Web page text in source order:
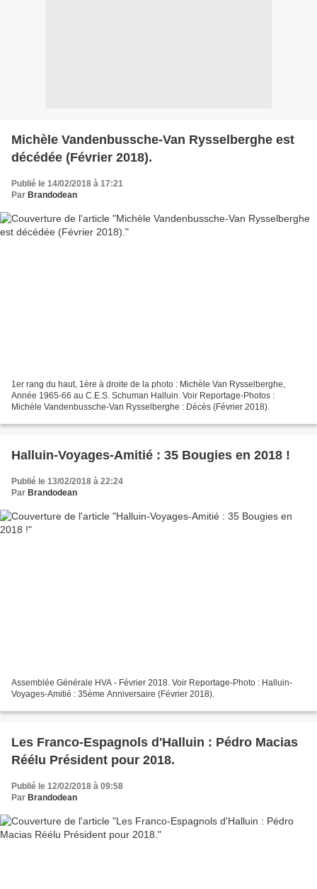
Michèle Vandenbussche-Van Rysselberghe est
décédée (Février 2018).
Publié le 14/02/2018 à 17:21
Par Brandodean
1er rang du haut, 1ère à droite de la photo : Michèle Van Rysselberghe,
Année 1965-66 au C.E.S. Schuman Halluin. Voir Reportage-Photos :
Michèle Vandenbussche-Van Rysselberghe : Décès (Février 2018).
Halluin-Voyages-Amitié : 35 Bougies en 2018 !
Publié le 13/02/2018 à 22:24
Par Brandodean
Assemblée Générale HVA - Février 2018. Voir Reportage-Photo : Halluin-
Voyages-Amitié : 35ème Anniversaire (Février 2018).
Les Franco-Espagnols d'Halluin : Pédro Macias
Réélu Président pour 2018.
Publié le 12/02/2018 à 09:58
Par Brandodean